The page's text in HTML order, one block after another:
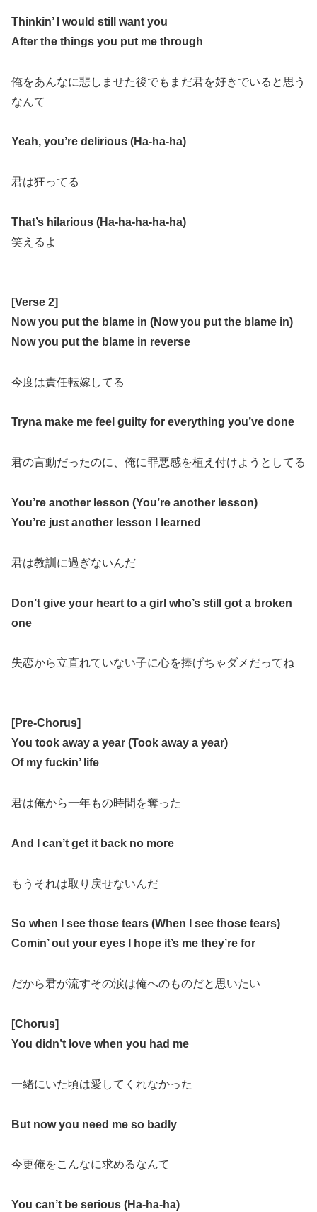
Thinkin’ I would still want you
After the things you put me through
俺をあんなに悲しませた後でもまだ君を好きでいると思う
なんて
Yeah, you’re delirious (Ha-ha-ha)
君は狂ってる
That’s hilarious (Ha-ha-ha-ha-ha)
笑えるよ
[Verse 2]
Now you put the blame in (Now you put the blame in)
Now you put the blame in reverse
今度は責任転嫁してる
Tryna make me feel guilty for everything you’ve done
君の言動だったのに、俺に罪悪感を植え付けようとしてる
You’re another lesson (You’re another lesson)
You’re just another lesson I learned
君は教訓に過ぎないんだ
Don’t give your heart to a girl who’s still got a broken
one
失恋から立直れていない子に心を捧げちゃダメだってね
[Pre-Chorus]
You took away a year (Took away a year)
Of my fuckin’ life
君は俺から一年もの時間を奪った
And I can’t get it back no more
もうそれは取り戻せないんだ
So when I see those tears (When I see those tears)
Comin’ out your eyes I
hope it’s me they’re for
だから君が流すその涙は俺へのものだと思いたい
[Chorus]
You didn’t love when you had me
一緒にいた頃は愛してくれなかった
But now you need me so badly
今更俺をこんなに求めるなんて
You can’t be serious (Ha-ha-ha)